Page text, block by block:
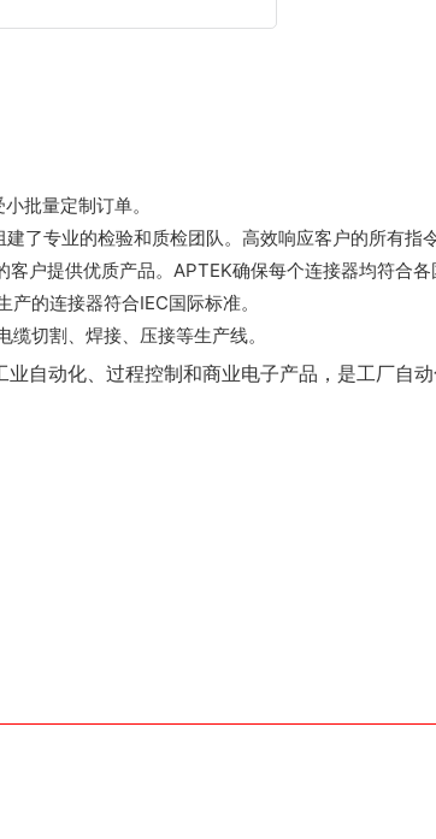
批量定制订单。
了专业的检验和质检团队。高效响应客户的所有指
户提供优质产品。APTEK确保每个连接器均符合各
的连接器符合IEC国际标准。
切割、焊接、压接等生产线。
自动化、过程控制和商业电子产品，是工厂自